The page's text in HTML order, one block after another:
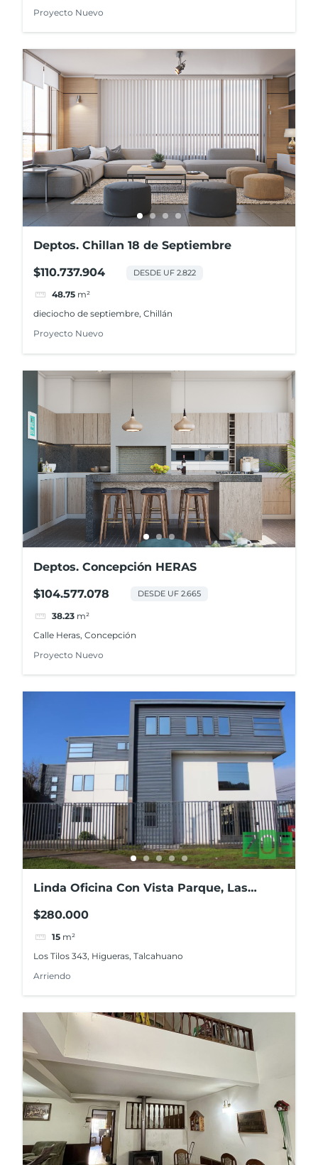
Proyecto Nuevo
Deptos. Chillan 18 de Septiembre
$110.737.904 DESDE UF 2.822
48.75 m²
dieciocho de septiembre, Chillán
Proyecto Nuevo
Deptos. Concepción HERAS
$104.577.078 DESDE UF 2.665
38.23 m²
Calle Heras, Concepción
Proyecto Nuevo
Linda Oficina Con Vista Parque, Las
$280.000
15 m²
Los Tilos 343, Higueras, Talcahuano
Arriendo